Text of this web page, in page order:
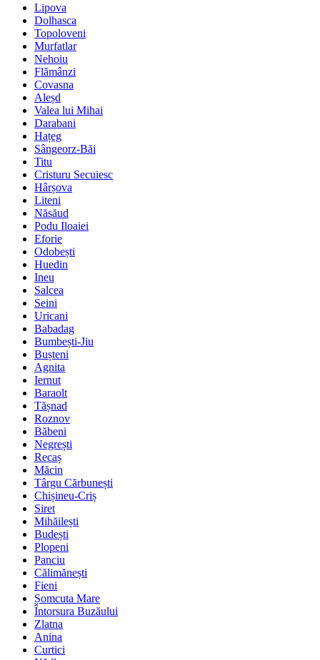
Lipova
Dolhasca
Topoloveni
Murfatlar
Nehoiu
Flămânzi
Covasna
Aleșd
Valea lui Mihai
Darabani
Hațeg
Sângeorz-Băi
Titu
Cristuru Secuiesc
Hârșova
Liteni
Năsăud
Podu Iloaiei
Eforie
Odobești
Huedin
Ineu
Salcea
Seini
Uricani
Babadag
Bumbești-Jiu
Bușteni
Agnita
Iernut
Baraolt
Tășnad
Roznov
Băbeni
Negrești
Recaș
Măcin
Târgu Cărbunești
Chișineu-Criș
Siret
Mihăilești
Budești
Plopeni
Panciu
Călimănești
Fieni
Șomcuta Mare
Întorsura Buzăului
Zlatna
Anina
Curtici